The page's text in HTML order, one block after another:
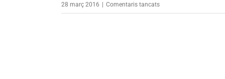
28 març 2016 Comentaris tancatsa